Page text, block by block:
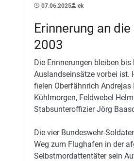
07.06.2025 ek
Erinnerung an
2003
Die Erinnerungen bleiben
Auslandseinsätze vorbei ist.
fielen Oberfähnrich Andrejas
Kühlmorgen, Feldwebel
Stabsunteroffizier Jörg
Die vier Bundeswehr-
Weg zum Flughafen in der
Selbstmordattentäter sein